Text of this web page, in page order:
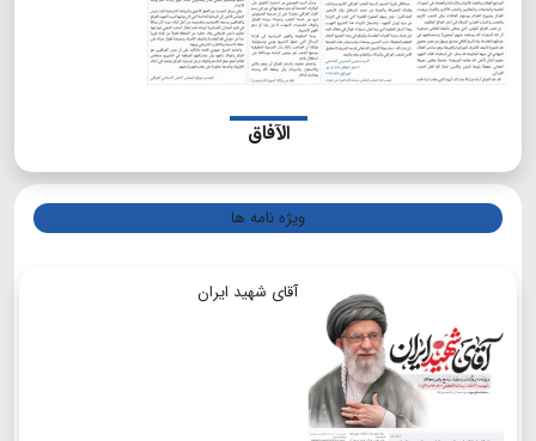
الآفاق
ویژه نامه ها
آقای شهید ایران